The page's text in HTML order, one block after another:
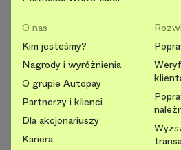
O nas
Kim jesteśmy?
Nagrody i wyróżnienia
O grupie Autopay
Partnerzy i klienci
Dla akcjonariuszy
Kariera